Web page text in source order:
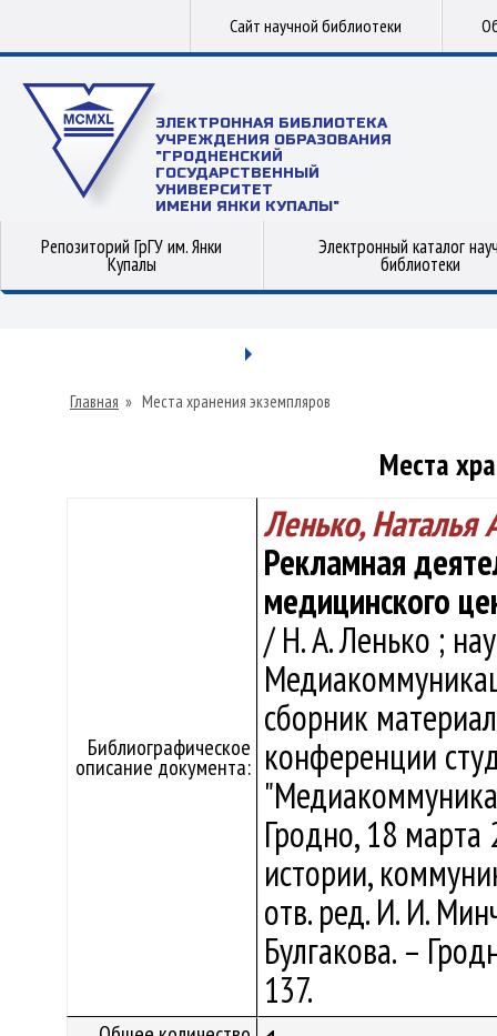
Сайт научной библиотеки
ЭЛЕКТРОННАЯ БИБЛИОТЕКА
УЧРЕЖДЕНИЯ ОБРАЗОВАНИЯ
"ГРОДНЕНСКИЙ
ГОСУДАРСТВЕННЫЙ
УНИВЕРСИТЕТ
ИМЕНИ ЯНКИ КУПАЛЫ"
Репозиторий ГрГУ им. Янки
Купалы
Электронный каталог
библиотеки
Главная » Места хранения экземпляров
Места
Библиографическое
описание документа:
Ленько, Наталья
Рекламная
медицинского
/ Н. А. Ленько ;
сборник
конференции
Гродно, 18 марта
истории,
отв. ред. И. И.
Булгакова. –
137.